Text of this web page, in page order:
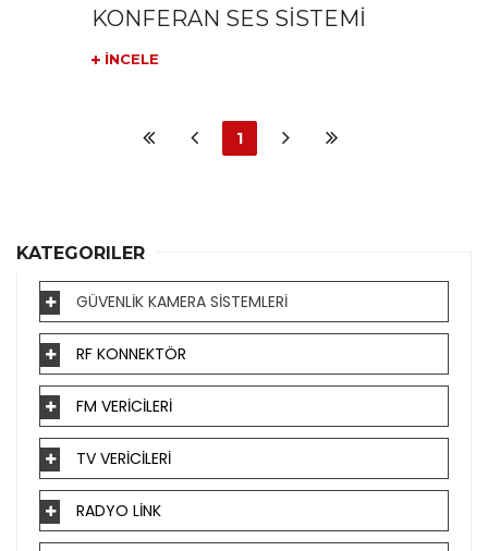
KONFERAN SES SİSTEMİ
İNCELE
1
KATEGORILER
GÜVENLİK KAMERA SİSTEMLERİ
RF KONNEKTÖR
FM VERİCİLERİ
TV VERİCİLERİ
RADYO LİNK